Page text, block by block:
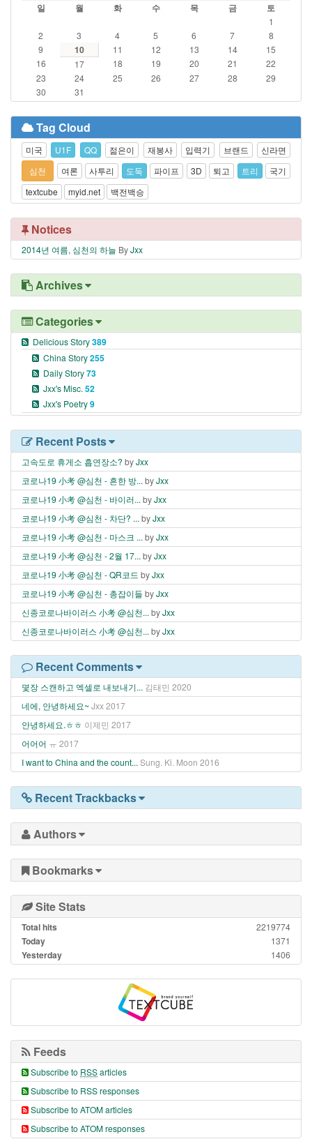
일 월 화 수 목 금 토
1
2
3 4 5 6 7
8
9
10 11 12 13 14
15
16
17 18 19 20 21
22
23
24 25 26 27 28
29
30
31
Tag Cloud
미국 U1F QQ 젊은이 재봉사 입력기 브랜드
신라면
심천
여론 사투리 도둑 파이프 3D 퇴고 트리
국기
textcube
myid.net 백전백승
Notices
2014년 여름, 심천의 하늘 ByJxx
Archives
Categories
Delicious Story389
China Story255
Daily Story73
Jxx's Misc. 52
Jxx's Poetry9
Recent Posts
고속도로 휴게소 흡연장소? byJxx
코로나19 小考 @심천 - 흔한 방... byJxx
코로나19 小考 @심천 - 바이러... byJxx
코로나19 小考 @심천 - 차단? ... byJxx
코로나19 小考 @심천 - 마스크 ... byJxx
코로나19 小考 @심천 - 2월 17... byJxx
코로나19 小考 @심천 - QR코드 byJxx
코로나19 小考 @심천 - 총잡이들 byJxx
신종코로나바이러스 小考 @심천... byJxx
신종코로나바이러스 小考 @심천... byJxx
Recent Comments
몇장 스캔하고 엑셀로 내보내기... 김태민 2020
네에, 안녕하세요~ Jxx2017
안녕하세요.ㅎㅎ 이제민 2017
어어어 ㅠ 2017
I want to China and the count... Sung. Ki. Moon 2016
Recent Trackbacks
Authors
Bookmarks
Site Stats
Total hits 2219774
Today 1371
Yesterday 1406
Feeds
Subscribe to RSSarticles
Subscribe to RSS responses
Subscribe to ATOM articles
Subscribe to ATOM responses